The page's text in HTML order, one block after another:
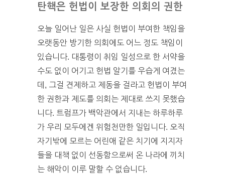
탄핵은 헌법이 보장한 의회의 권한
오늘 일어난 일은 사실 헌법이 부여한 책임을
오랫동안 방기한 의회에도 어느 정도 책임이
있습니다. 대통령이 취임 일성으로 한 서약을
수도 없이 어기고 헌법 알기를 우습게 여겼는
데, 그걸 견제하고 제동을 걸라고 헌법이 부여
한 권한과 제도를 의회는 제대로 쓰지 못했습
니다. 트럼프가 백악관에서 지내는 하루하루
가 우리 모두에겐 위험천만한 일입니다. 오직
자기밖에 모르는 어린애 같은 치기에 지지자
들을 대책 없이 선동함으로써 온 나라에 끼치
는 해악이 이루 말할 수 없습니다.